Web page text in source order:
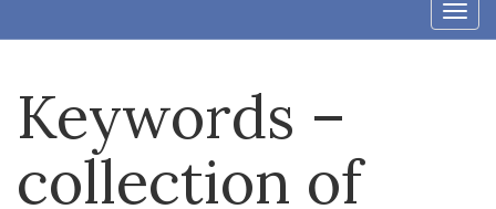
Keywords –
collection of